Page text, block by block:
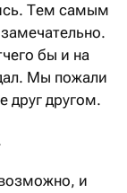
Тем самым
бы и на
Мы пожали
друг другом.
и